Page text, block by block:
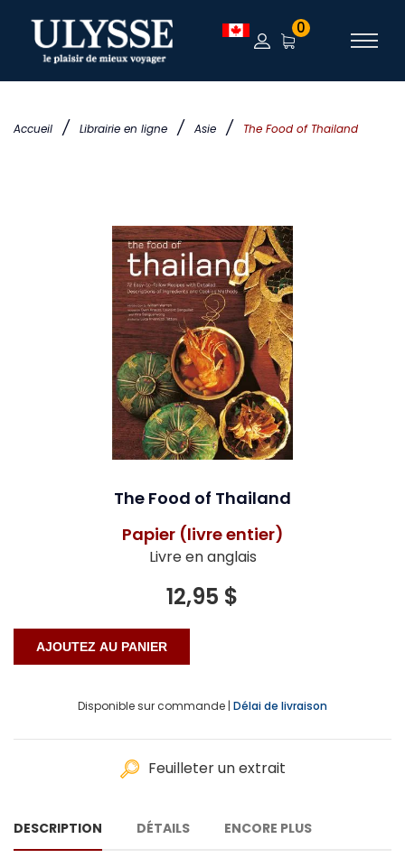
Accueil / Librairie en ligne / Asie / The Food of Thailand
0
The Food of Thailand
Papier (livre entier)
Livre en anglais
12,95 $
Disponible sur commande | Délai de livraison
Feuilleter un extrait
DESCRIPTION DÉTAILS ENCORE PLUS